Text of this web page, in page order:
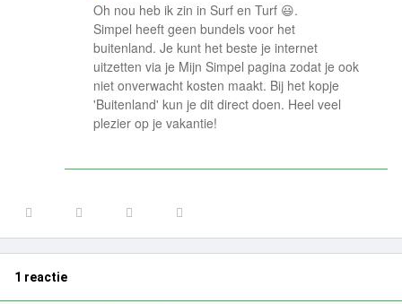
Oh nou heb ik zin in Surf en Turf 😃.
Simpel heeft geen bundels voor het
buitenland. Je kunt het beste je internet
uitzetten via je Mijn Simpel pagina zodat je ook
niet onverwacht kosten maakt. Bij het kopje
'Buitenland' kun je dit direct doen. Heel veel
plezier op je vakantie!
1 reactie